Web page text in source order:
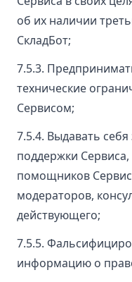
об их наличии
СкладБот;
7.5.3.
технические
Сервисом;
7.5.4. Выдавать
поддержки
помощников
модераторов,
действующего;
7.5.5.
информацию о